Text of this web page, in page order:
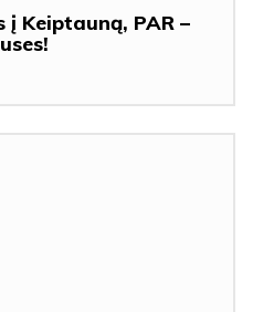
Keiptauną, PAR –